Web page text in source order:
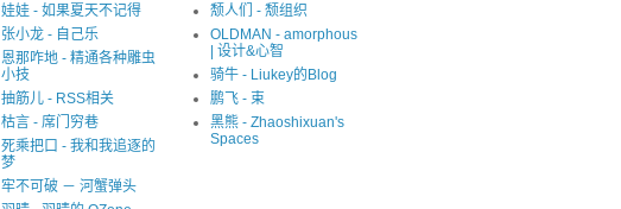
娃娃 - 如果夏天不记得
张小龙 - 自己乐
恩那咋地 - 精通各种雕虫
小技
抽筋儿 - RSS相关
枯言 - 席门穷巷
死乘把口 - 我和我追逐的
梦
牢不可破 － 河蟹弹头
颓人们 - 颓组织
OLDMAN - amorphous
| 设计&心智
骑牛 - Liukey的Blog
鹏飞 - 束
黑熊 - Zhaoshixuan's
Spaces